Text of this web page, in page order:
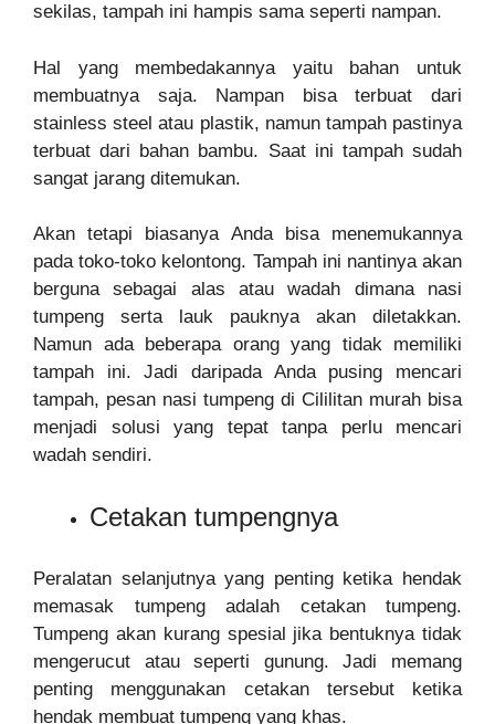
sekilas, tampah ini hampis sama seperti nampan.
Hal yang membedakannya yaitu bahan untuk
membuatnya saja. Nampan bisa terbuat dari
stainless steel atau plastik, namun tampah pastinya
terbuat dari bahan bambu. Saat ini tampah sudah
sangat jarang ditemukan.
Akan tetapi biasanya Anda bisa menemukannya
pada toko-toko kelontong. Tampah ini nantinya akan
berguna sebagai alas atau wadah dimana nasi
tumpeng serta lauk pauknya akan diletakkan.
Namun ada beberapa orang yang tidak memiliki
tampah ini. Jadi daripada Anda pusing mencari
tampah, pesan nasi tumpeng di Cililitan murah bisa
menjadi solusi yang tepat tanpa perlu mencari
wadah sendiri.
Cetakan tumpengnya
Peralatan selanjutnya yang penting ketika hendak
memasak tumpeng adalah cetakan tumpeng.
Tumpeng akan kurang spesial jika bentuknya tidak
mengerucut atau seperti gunung. Jadi memang
penting menggunakan cetakan tersebut ketika
hendak membuat tumpeng yang khas.